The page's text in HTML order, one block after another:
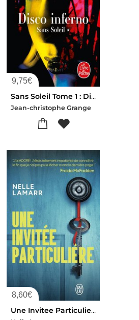
9,75€
Sans Soleil Tome 1 : Disco Inferno
Jean-christophe Grange
8,60€
Une Invitee Particuliere